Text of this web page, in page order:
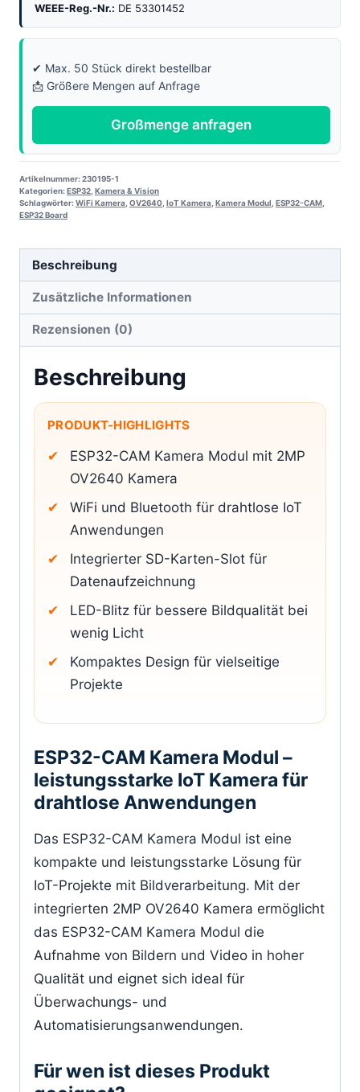
WEEE-Reg.-Nr.: DE 53301452
✔ Max. 50 Stück direkt bestellbar
📩 Größere Mengen auf Anfrage
Großmenge anfragen
Artikelnummer:230195-1
Kategorien:ESP32 Kamera & Vision
Schlagwörter:WiFi Kamera OV2640 IoT Kamera Kamera Modul ESP32-CAM
ESP32 Board
Beschreibung
Zusätzliche Informationen
Rezensionen (0)
Beschreibung
PRODUKT-HIGHLIGHTS
ESP32-CAM Kamera Modul mit 2MP
OV2640 Kamera
WiFi und Bluetooth für drahtlose IoT
Anwendungen
Integrierter SD-Karten-Slot für
Datenaufzeichnung
LED-Blitz für bessere Bildqualität bei
wenig Licht
Kompaktes Design für vielseitige
Projekte
ESP32-CAM Kamera Modul –
leistungsstarke IoT Kamera für
drahtlose Anwendungen
Das ESP32-CAM Kamera Modul ist eine
kompakte und leistungsstarke Lösung für
IoT-Projekte mit Bildverarbeitung. Mit der
integrierten 2MP OV2640 Kamera ermöglicht
das ESP32-CAM Kamera Modul die
Aufnahme von Bildern und Video in hoher
Qualität und eignet sich ideal für
Überwachungs- und
Automatisierungsanwendungen.
Für wen ist dieses Produkt